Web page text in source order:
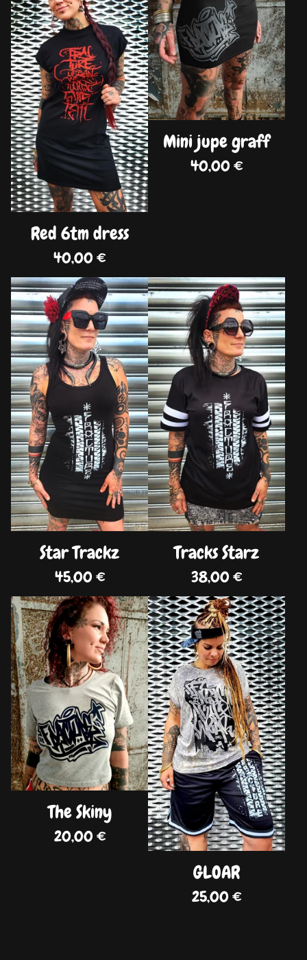
Red 6tm dress
40,00€
Mini jupe graff
40,00€
DISPO
Star Trackz
45,00€
DISPO
Tracks Starz
38,00€
DISPO
The Skiny
20,00€
DISPO
GLOAR
25,00€